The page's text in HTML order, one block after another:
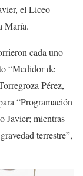
el Liceo
María.
cada uno
“Medidor de
Pérez,
“Programación
Javier; mientras
terrestre”,